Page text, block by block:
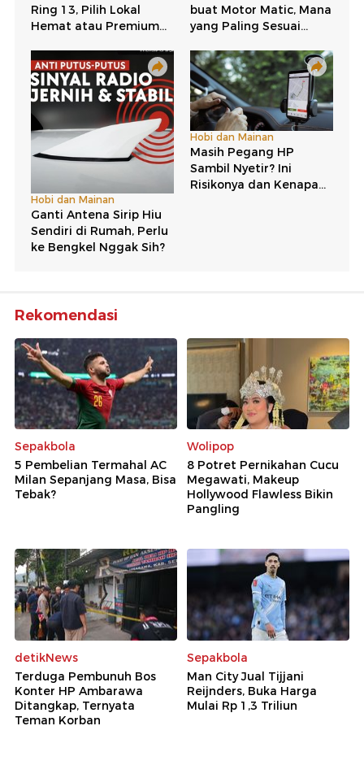
Rekomendasi
Sepakbola
5 Pembelian Termahal AC
Milan Sepanjang Masa, Bisa
Tebak?
Wolipop
8 Potret Pernikahan Cucu
Megawati, Makeup
Hollywood Flawless Bikin
Pangling
detikNews
Terduga Pembunuh Bos
Konter HP Ambarawa
Ditangkap, Ternyata
Teman Korban
Sepakbola
Man City Jual Tijjani
Reijnders, Buka Harga
Mulai Rp 1,3 Triliun